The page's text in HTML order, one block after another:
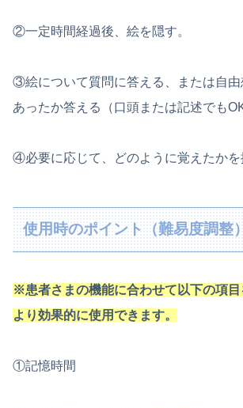
②一定時間経過後、絵を隠す。
③絵について質問に答える、または自由
あったか答える（口頭または記述でもOK
④必要に応じて、どのように覚えたかを
使用時のポイント（難易度調整）
※患者さまの機能に合わせて以下の項
より効果的に使用できます。
①記憶時間